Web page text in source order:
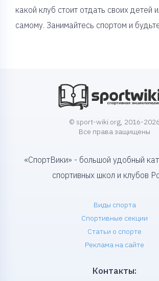
какой клуб стоит отдать своих детей
самому. Занимайтесь спортом и
© sport-wiki.org, 2016-2026
Все права защищены
«СпортВики» - большой удобный
спортивных школ и клубов
Виды спорта
Спортивные секции
Статьи о спорте
Реклама на сайте
Контакты: